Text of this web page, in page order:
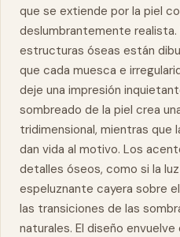
que se extiende por la piel
deslumbrantemente realista.
estructuras óseas están
que cada muesca e
deje una impresión
sombreado de la piel crea
tridimensional, mientras que
dan vida al motivo. Los
detalles óseos, como si la
espeluznante cayera sobre
las transiciones de las
naturales. El diseño